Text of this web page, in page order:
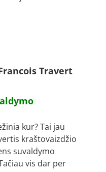
Travert
kur? Tai jau
kraštovaizdžio
suvaldymo
vis dar per